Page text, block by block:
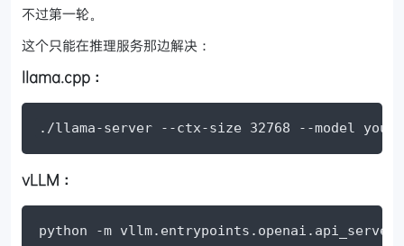
不过第一轮。
这个只能在推理服务那边解决：
llama.cpp：
./llama-server --ctx-size 32768 --model your-
vLLM：
python -m